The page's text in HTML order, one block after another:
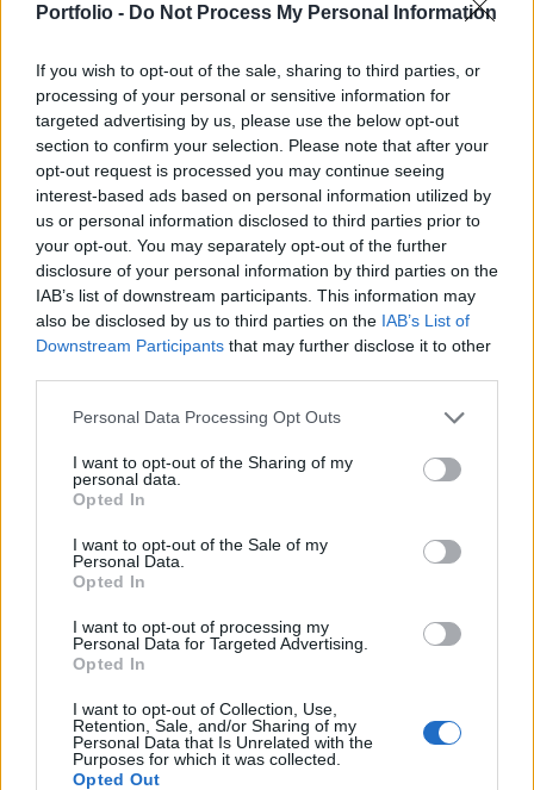
Portfolio - Do Not Process My Personal Information
If you wish to opt-out of the sale, sharing to third parties, or
processing of your personal or sensitive information for
targeted advertising by us, please use the below opt-out
section to confirm your selection. Please note that after your
opt-out request is processed you may continue seeing
interest-based ads based on personal information utilized by
us or personal information disclosed to third parties prior to
your opt-out. You may separately opt-out of the further
disclosure of your personal information by third parties on the
IAB’s list of downstream participants. This information may
also be disclosed by us to third parties on the IAB’s List of
Downstream Participants that may further disclose it to other
Personal Data Processing Opt Outs
I want to opt-out of the Sharing of my
personal data.
Opted In
I want to opt-out of the Sale of my
Personal Data.
Opted In
I want to opt-out of processing my
Personal Data for Targeted Advertising.
Opted In
I want to opt-out of Collection, Use,
Retention, Sale, and/or Sharing of my
Personal Data that Is Unrelated with the
Purposes for which it was collected.
Opted Out
Romániában
2011. november 30. 19:11
Az Erste Group bejelentette: megállapodást kötött
a SIF Moldovával ez utóbbinak az Erste romániai
leánybankjában, a BCR-ben meglévő 6%-os
részesedésének megvételéről - írja a Reuters.
A 6%-os kisebbségi részesedés megszerzésével az Erste
teljessé teszi az osztrák bankcsoport a BCR felvásárlását,
egyúttal meghiúsul a BCR korábban tervezett tőzsdei
bevezetése. Az Erste pedig megerősíti jelenlétét
befektetőként definiálja magát.A SIF Moldova 28,4 millió
euró készpénzt kap a 6%-os részesedésért és 1...
KEDVES OLVASÓNK!
tartozik, melynek olvasása előfizetéses
regisztrációhoz kötött.
Az előfizetés a következőket tartalmazza:
Portfolio.hu teljes cikkarchívum
Kötéslisták: BÉT elmúlt 2 év napon belüli